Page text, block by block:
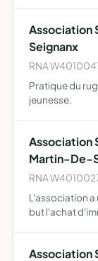
…
Association
Seignanx
RNA
Pratique du
jeunesse.
Association
Martin-De-
RNA
L'association
but l'achat
Association